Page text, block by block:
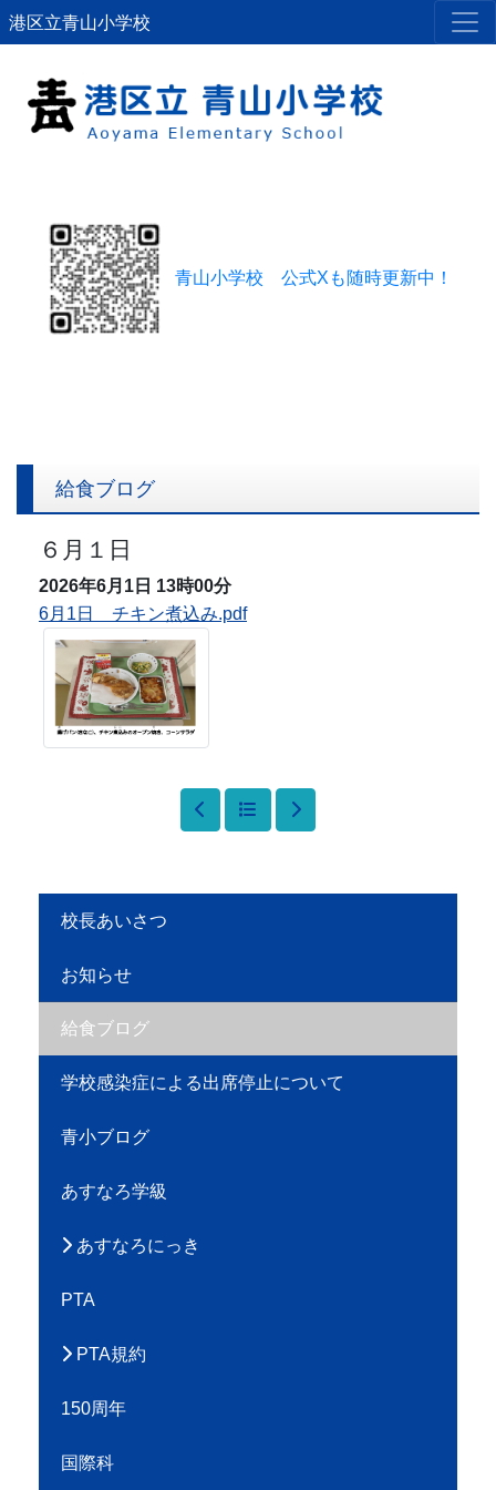
港区立青山小学校
青山小学校 公式Xも随時更新中！
校長あいさつ
お知らせ
給食ブログ
学校感染症による出席停止について
青小ブログ
あすなろ学級
あすなろにっき
PTA
PTA規約
150周年
国際科
給食ブログ
６月１日
2026年6月1日 13時00分
6月1日 チキン煮込み.pdf